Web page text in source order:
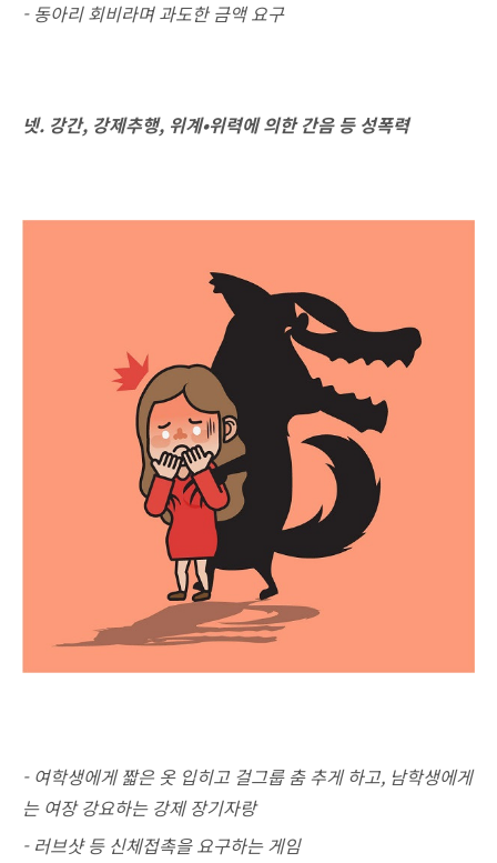
- 동아리 회비라며 과도한 금액 요구
넷. 강간, 강제추행, 위계•위력에 의한 간음 등 성폭력
- 여학생에게 짧은 옷 입히고 걸그룹 춤 추게 하고, 남학생에게
는 여장 강요하는 강제 장기자랑
- 러브샷 등 신체접촉을 요구하는 게임